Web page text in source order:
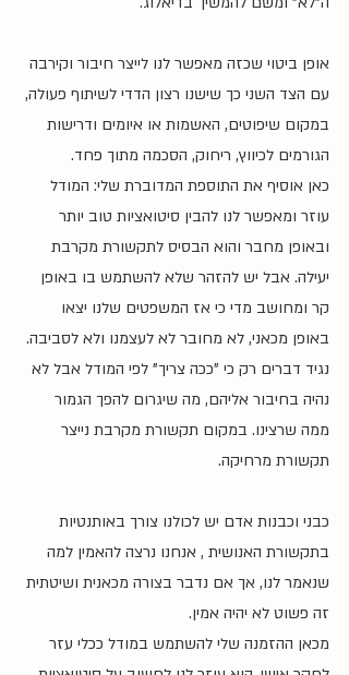
אופן ביטוי שכזה מאפשר לנו לייצר חיבור וקירבה
עם הצד השני כך שישנו רצון הדדי לשיתוף פעולה,
במקום שיפוטים, האשמות או איומים ודרישות
הגורמים לכיווץ, ריחוק, הסכמה מתוך פחד.
כאן אוסיף את התוספת המדוברת שלי: המודל
עוזר ומאפשר לנו להבין סיטואציות טוב יותר
ובאופן מחבר והוא הבסיס לתקשורת מקרבת
יעילה. אבל יש להזהר שלא להשתמש בו באופן
קר ומחושב מדי כי אז המשפטים שלנו יצאו
באופן מכאני, לא מחובר לא לעצמנו ולא לסביבה.
נגיד דברים רק כי "ככה צריך" לפי המודל אבל לא
נהיה בחיבור אליהם, מה שיגרום להפך הגמור
ממה שרצינו. במקום תקשורת מקרבת נייצר
תקשורת מרחיקה.
כבני וכבנות אדם יש לכולנו צורך באותנטיות
בתקשורת האנושית , אנחנו נרצה להאמין למה
שנאמר לנו, אך אם נדבר בצורה מכאנית ושיטתית
זה פשוט לא יהיה אמין.
מכאן ההזמנה שלי להשתמש במודל ככלי עזר